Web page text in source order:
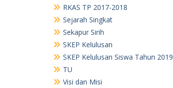
RKAS TP 2017-2018
Sejarah Singkat
Sekapur Sirih
SKEP Kelulusan
SKEP Kelulusan Siswa Tahun 2019
TU
Visi dan Misi